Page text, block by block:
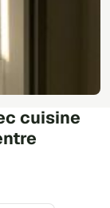
cuisine